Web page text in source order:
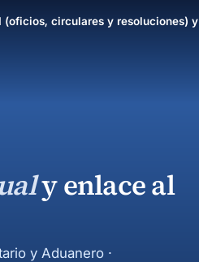
circulares y resoluciones) y
y enlace al
y Aduanero ·